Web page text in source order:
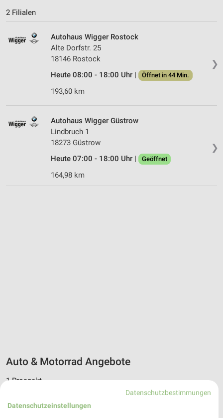
2 Filialen
❯
Autohaus Wigger Rostock
Alte Dorfstr. 25
18146 Rostock
Heute 08:00 - 18:00 Uhr |
Öffnet in 44 Min.
193,60 km
❯
Autohaus Wigger Güstrow
Lindbruch 1
18273 Güstrow
Heute 07:00 - 18:00 Uhr |
Geöffnet
164,98 km
Auto & Motorrad Angebote
1 Prospekt
Datenschutzbestimmungen
Datenschutzeinstellungen